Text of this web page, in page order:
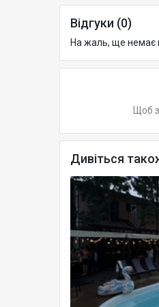
Відгуки (0)
На жаль, ще немає
Щоб
Дивіться